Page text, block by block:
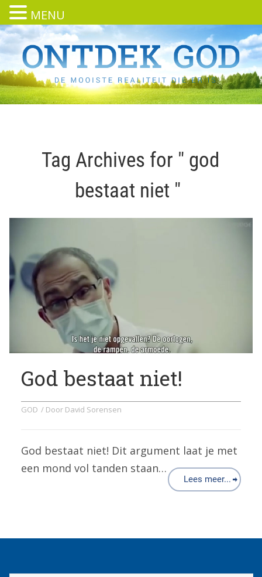
Tag Archives for " god
bestaat niet "
God bestaat niet!
GOD / Door David Sorensen
God bestaat niet! Dit argument laat je met
een mond vol tanden staan…
Lees meer...
MENU